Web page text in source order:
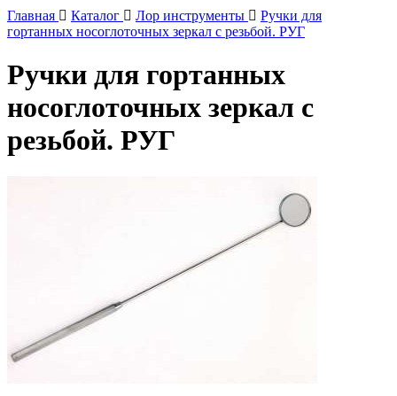
Главная
Каталог Лор инструменты
Ручки для
гортанных носоглоточных зеркал с резьбой. РУГ
Ручки для гортанных
носоглоточных зеркал с
резьбой. РУГ